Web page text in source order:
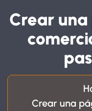
Crear
Crear una